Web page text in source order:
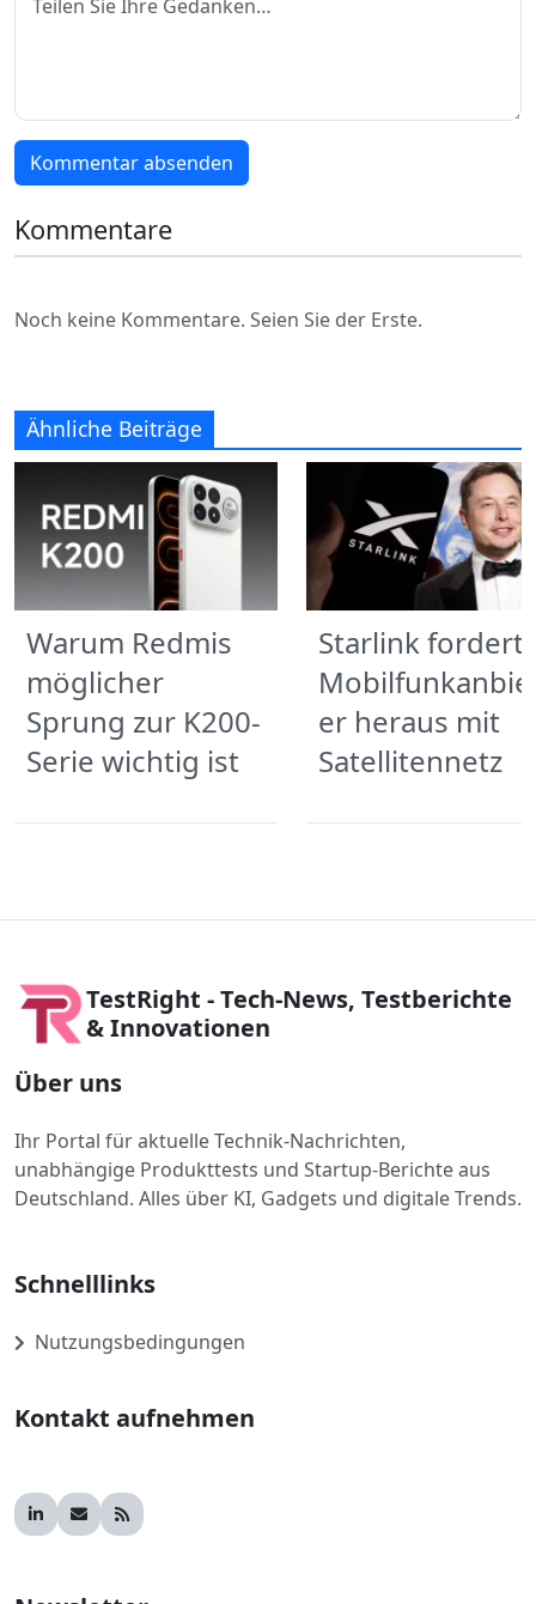
Kommentar absenden
Kommentare
Noch keine Kommentare. Seien Sie der Erste.
Ähnliche Beiträge
Warum Redmis
möglicher
Sprung zur K200-
Serie wichtig ist
Starlink fordert
er heraus mit
Satellitennetz
TestRight - Tech-News, Testberichte
& Innovationen
Über uns
Ihr Portal für aktuelle Technik-Nachrichten,
unabhängige Produkttests und Startup-Berichte aus
Deutschland. Alles über KI, Gadgets und digitale Trends.
Schnelllinks
Nutzungsbedingungen
Kontakt aufnehmen